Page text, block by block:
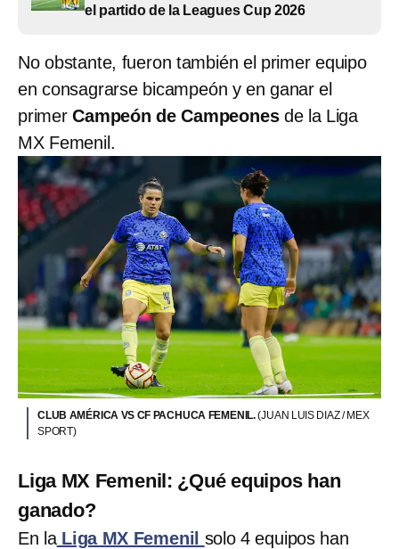
el partido de la Leagues Cup 2026
No obstante, fueron también el primer equipo
en consagrarse bicampeón y en ganar el
primerCampeón de Campeones de la Liga
MX Femenil.
CLUB AMÉRICA VS CF PACHUCA FEMENIL.(JUAN LUIS DIAZ / MEX
SPORT)
Liga MX Femenil: ¿Qué equipos han
ganado?
En la Liga MX Femenil solo 4 equipos han